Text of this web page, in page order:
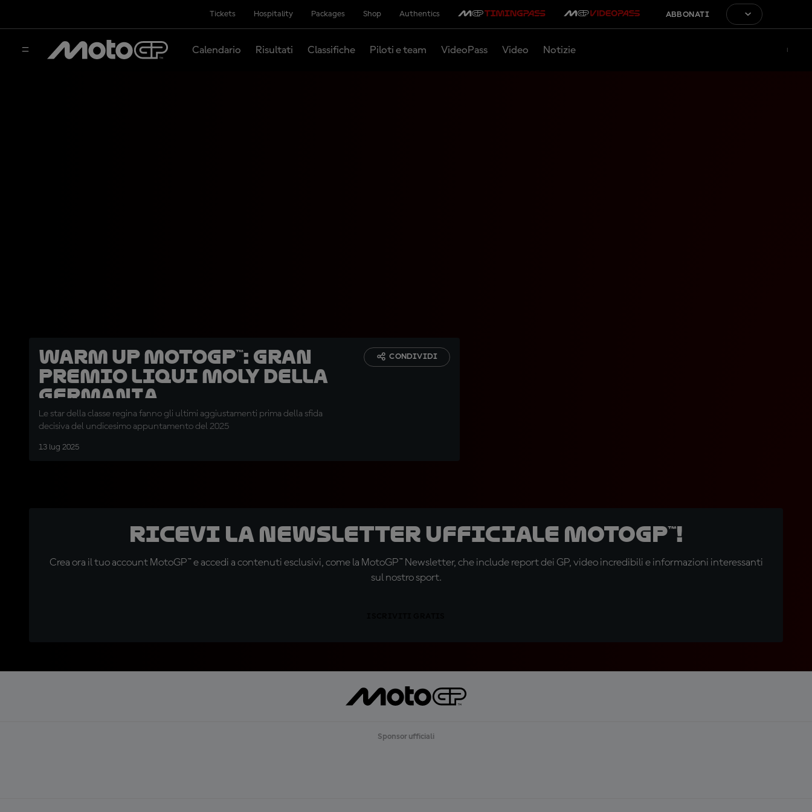
Tickets Hospitality Packages Shop Authentics ABBONATI
Calendario Risultati Classifiche Piloti e team VideoPass Video Notizie
Warm Up MotoGP™: Gran
Premio Liqui Moly della
Germania
Le star della classe regina fanno gli ultimi aggiustamenti prima della sfida
decisiva del undicesimo appuntamento del 2025
13 lug 2025
CONDIVIDI
Ricevi la newsletter ufficiale MotoGP™!
Crea ora il tuo account MotoGP™ e accedi a contenuti esclusivi, come la MotoGP™ Newsletter, che include report dei GP, video incredibili e informazioni interessanti
sul nostro sport.
Sponsor ufficiali